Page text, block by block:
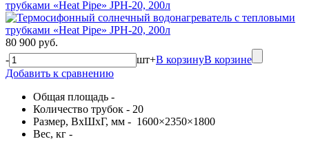
трубками «Heat Pipe» JPH-20, 200л
80 900 руб.
-
шт+В корзинуВ корзине
Добавить к сравнению
Общая площадь -
Количество трубок - 20
Размер, ВхШхГ, мм - 1600×2350×1800
Вес, кг -